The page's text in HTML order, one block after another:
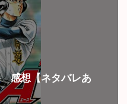
感想【ネタバレあ